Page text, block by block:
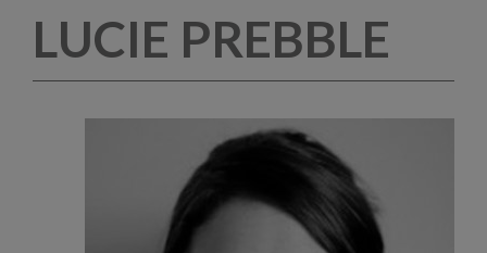
LUCIE PREBBLE